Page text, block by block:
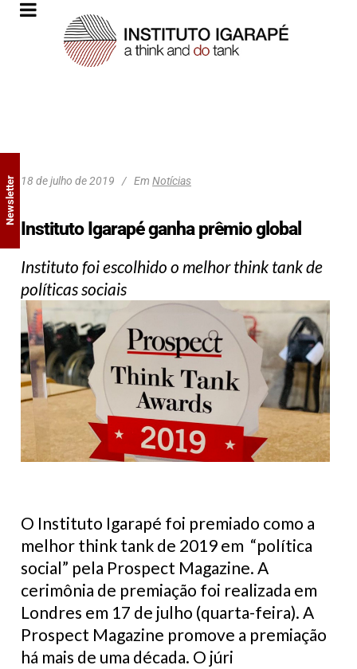
18 de julho de 2019 Em Notícias
Instituto Igarapé ganha prêmio global
Instituto foi escolhido o melhor think tank de
políticas sociais
O Instituto Igarapé foi premiado como a
melhor think tank de 2019 em “política
social” pela Prospect Magazine. A
cerimônia de premiação foi realizada em
Londres em 17 de julho (quarta-feira). A
Prospect Magazine promove a premiação
há mais de uma década. O júri
Newsletter